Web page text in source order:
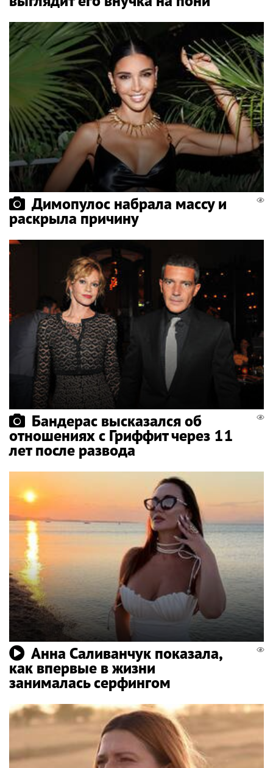
Димопулос набрала массу и
раскрыла причину
Бандерас высказался об
отношениях с Гриффит через 11
лет после развода
Анна Саливанчук показала,
как впервые в жизни
занималась серфингом